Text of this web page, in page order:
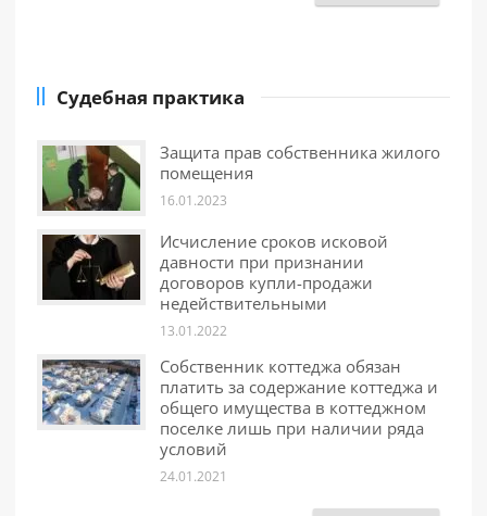
Судебная практика
Защита прав собственника жилого
помещения
16.01.2023
Исчисление сроков исковой
давности при признании
договоров купли-продажи
недействительными
13.01.2022
Собственник коттеджа обязан
платить за содержание коттеджа и
общего имущества в коттеджном
поселке лишь при наличии ряда
условий
24.01.2021